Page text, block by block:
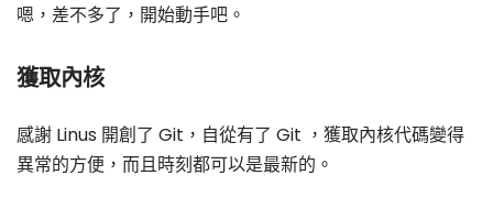
嗯，差不多了，開始動手吧。
獲取內核
感謝 Linus 開創了 Git，自從有了 Git ，獲取內核代碼變得
異常的方便，而且時刻都可以是最新的。